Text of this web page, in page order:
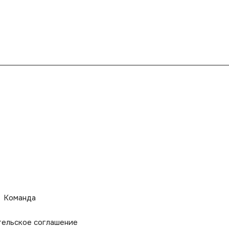
Команда
соглашение